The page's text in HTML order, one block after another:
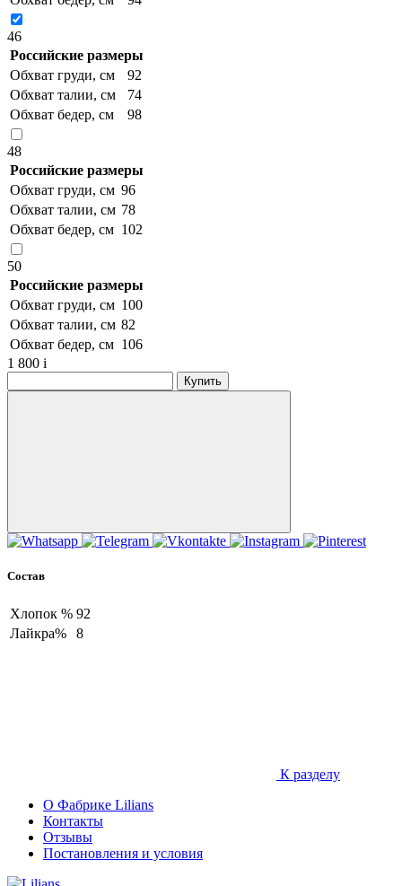
46
Российские размеры
Обхват груди, см
92
Обхват талии, см
74
Обхват бедер, см
98
48
Российские размеры
Обхват груди, см 96
Обхват талии, см 78
Обхват бедер, см 102
50
Российские размеры
Обхват груди, см 100
Обхват талии, см 82
Обхват бедер, см 106
1 800 i
Купить
Состав
Хлопок % 92
Лайкра%
8
К разделу
О Фабрике Lilians
Контакты
Отзывы
Постановления и условия